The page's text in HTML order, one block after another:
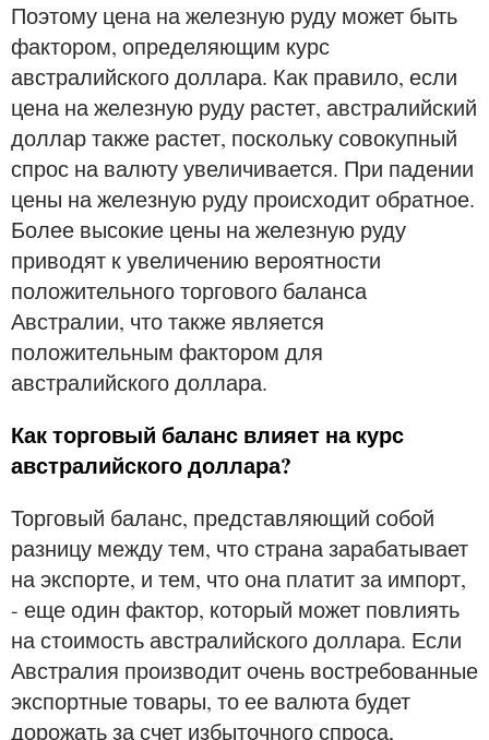
Поэтому цена на железную руду может быть
фактором, определяющим курс
австралийского доллара. Как правило, если
цена на железную руду растет, австралийский
доллар также растет, поскольку совокупный
спрос на валюту увеличивается. При падении
цены на железную руду происходит обратное.
Более высокие цены на железную руду
приводят к увеличению вероятности
положительного торгового баланса
Австралии, что также является
положительным фактором для
австралийского доллара.
Как торговый баланс влияет на курс
австралийского доллара?
Торговый баланс, представляющий собой
разницу между тем, что страна зарабатывает
на экспорте, и тем, что она платит за импорт,
- еще один фактор, который может повлиять
на стоимость австралийского доллара. Если
Австралия производит очень востребованные
экспортные товары, то ее валюта будет
дорожать за счет избыточного спроса,